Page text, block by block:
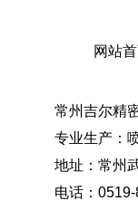
网站
常州吉尔精
专业生产：
地址：常州
电话：